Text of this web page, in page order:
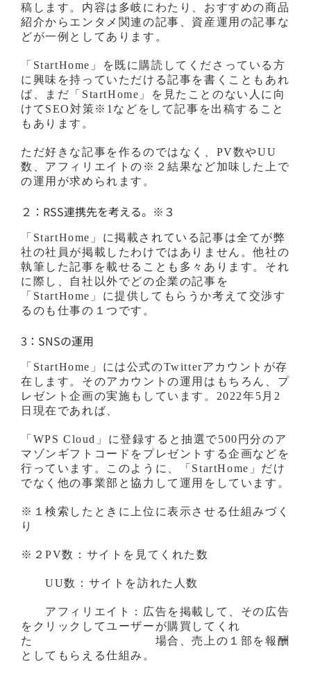
稿します。内容は多岐にわたり、おすすめの商品
紹介からエンタメ関連の記事、資産運用の記事な
どが一例としてあります。
「StartHome」を既に購読してくださっている方
に興味を持っていただける記事を書くこともあれ
ば、まだ「StartHome」を見たことのない人に向
けてSEO対策※1などをして記事を出稿すること
もあります。
ただ好きな記事を作るのではなく、PV数やUU
数、アフィリエイトの※２結果など加味した上で
の運用が求められます。
２：RSS連携先を考える。※３
「StartHome」に掲載されている記事は全てが弊
社の社員が掲載したわけではありません。他社の
執筆した記事を載せることも多々あります。それ
に際し、自社以外でどの企業の記事を
「StartHome」に提供してもらうか考えて交渉す
るのも仕事の１つです。
3：SNSの運用
「StartHome」には公式のTwitterアカウントが存
在します。そのアカウントの運用はもちろん、プ
レゼント企画の実施もしています。2022年5月2
日現在であれば、
「WPS Cloud」に登録すると抽選で500円分のア
マゾンギフトコードをプレゼントする企画などを
行っています。このように、「StartHome」だけ
でなく他の事業部と協力して運用をしています。
※１検索したときに上位に表示させる仕組みづく
り
※２PV数：サイトを見てくれた数
UU数：サイトを訪れた人数
アフィリエイト：広告を掲載して、その広告
をクリックしてユーザーが購買してくれ
た 場合、売上の１部を報酬
としてもらえる仕組み。